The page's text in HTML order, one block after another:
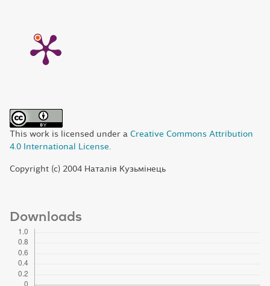
This work is licensed under a Creative Commons Attribution
4.0 International License
Copyright (c) 2004 Наталія Кузьмінець
Downloads